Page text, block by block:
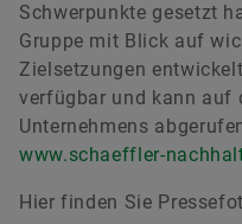
Schwerpunkte gesetzt
Gruppe mit Blick auf
Zielsetzungen
verfügbar und kann auf
Unternehmens
www.schaeffler-
Hier finden Sie